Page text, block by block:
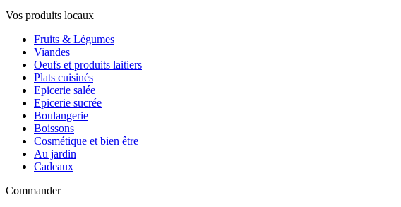
Vos produits locaux
Fruits & Légumes
Viandes
Oeufs et produits laitiers
Plats cuisinés
Epicerie salée
Epicerie sucrée
Boulangerie
Boissons
Cosmétique et bien être
Au jardin
Cadeaux
Commander